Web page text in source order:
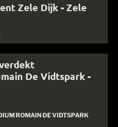
Zele Dijk - Zele
De Vidtspark -
ROMAIN DE VIDTSPARK